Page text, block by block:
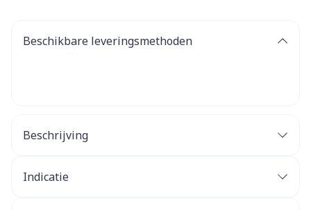
Beschikbare leveringsmethoden
Beschrijving
Indicatie